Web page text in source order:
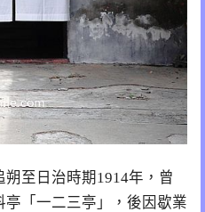
至日治時期1914年，曾
「一二三亭」，後因歇業